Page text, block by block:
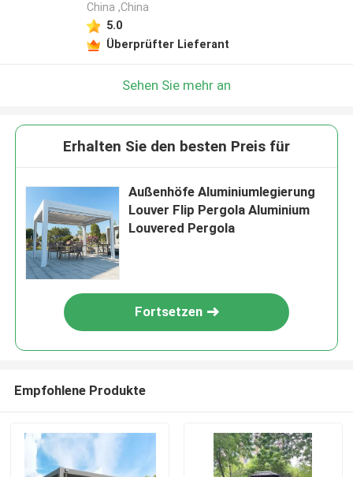
China ,China
5.0
Überprüfter Lieferant
Sehen Sie mehr an
Erhalten Sie den besten Preis für
Außenhöfe Aluminiumlegierung
Louver Flip Pergola Aluminium
Louvered Pergola
Fortsetzen
Empfohlene Produkte